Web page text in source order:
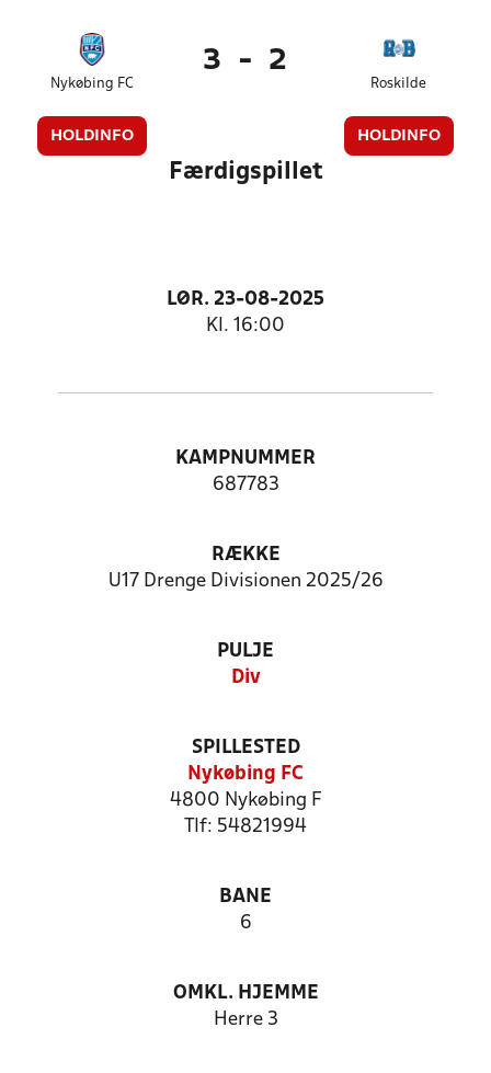
Nykøbing FC
HOLDINFO
3 - 2
Roskilde
HOLDINFO
Færdigspillet
LØR. 23-08-2025
Kl. 16:00
KAMPNUMMER
687783
RÆKKE
U17 Drenge Divisionen 2025/26
PULJE
Div
SPILLESTED
Nykøbing FC
4800 Nykøbing F
Tlf: 54821994
BANE
6
OMKL. HJEMME
Herre 3